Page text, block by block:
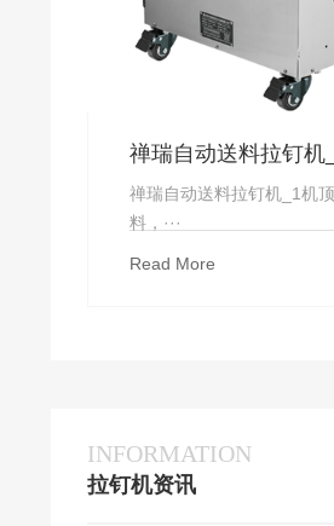
禅瑞自动送料拉钉机
上钉_厂家直供-禅瑞
禅瑞自动送料拉钉机_1机
料，···
Read More
INFORMATION
拉钉机资讯